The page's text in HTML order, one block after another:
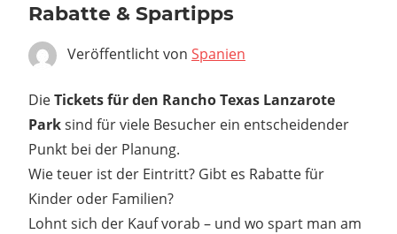
Rabatte & Spartipps
Veröffentlicht von Spanien
DieTickets für den Rancho Texas Lanzarote
Parksind für viele Besucher ein entscheidender
Punkt bei der Planung.
Wie teuer ist der Eintritt? Gibt es Rabatte für
Kinder oder Familien?
Lohnt sich der Kauf vorab – und wo spart man am